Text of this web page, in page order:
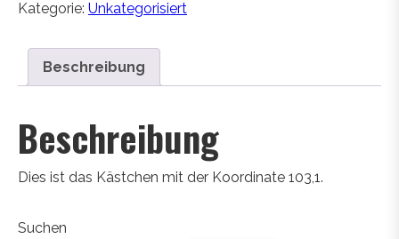
Kategorie: Unkategorisiert
Beschreibung
Beschreibung
Dies ist das Kästchen mit der Koordinate 103,1.
Suchen